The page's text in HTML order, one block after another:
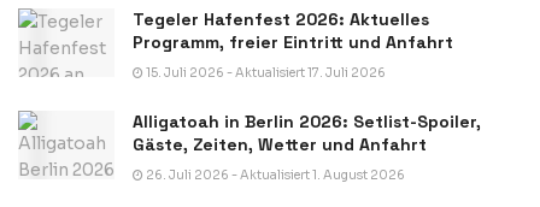
Tegeler Hafenfest 2026: Aktuelles
Programm, freier Eintritt und Anfahrt
15. Juli 2026 - Aktualisiert 17. Juli 2026
Alligatoah in Berlin 2026: Setlist-Spoiler,
Gäste, Zeiten, Wetter und Anfahrt
26. Juli 2026 - Aktualisiert 1. August 2026